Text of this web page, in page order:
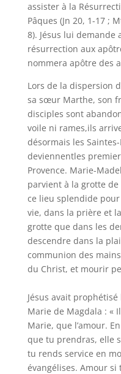
assister à la
Pâques (Jn 20, 1-17 ;
8). Jésus lui demande
résurrection aux
nommera apôtre des
Lors de la dispersion
sa sœur Marthe, son
disciples sont
voile ni rames,ils
désormais les
deviennentles
Provence. Marie-
parvient à la grotte
ce lieu splendide
vie, dans la prière et
grotte que dans les
descendre dans la
communion des
du Christ, et mourir
Jésus avait
Marie de Magdala : «
Marie, que l’amour.
que tu prendras, elle
tu rends service en
évangélises. Amour si